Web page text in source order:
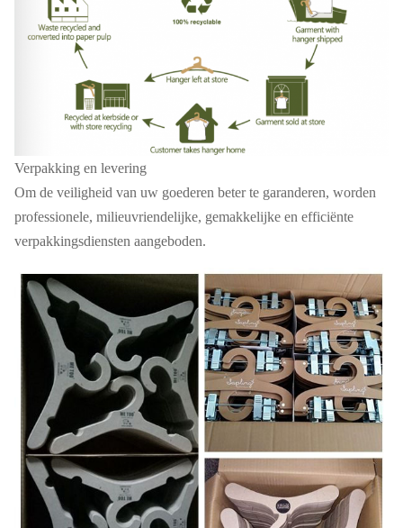
Verpakking en levering
Om de veiligheid van uw goederen beter te garanderen, worden
professionele, milieuvriendelijke, gemakkelijke en efficiënte
verpakkingsdiensten aangeboden.